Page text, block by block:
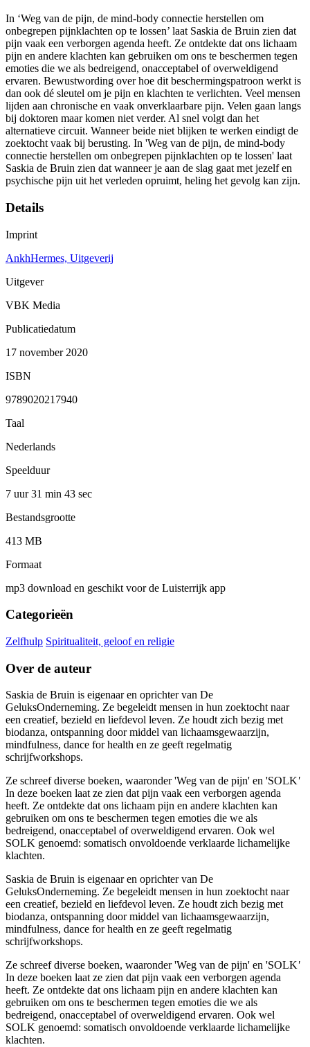
In ‘Weg van de pijn, de mind-body connectie herstellen om
onbegrepen pijnklachten op te lossen’ laat Saskia de Bruin zien dat
pijn vaak een verborgen agenda heeft. Ze ontdekte dat ons lichaam
pijn en andere klachten kan gebruiken om ons te beschermen tegen
emoties die we als bedreigend, onacceptabel of overweldigend
ervaren. Bewustwording over hoe dit beschermingspatroon werkt is
dan ook dé sleutel om je pijn en klachten te verlichten. Veel mensen
lijden aan chronische en vaak onverklaarbare pijn. Velen gaan langs
bij doktoren maar komen niet verder. Al snel volgt dan het
alternatieve circuit. Wanneer beide niet blijken te werken eindigt de
zoektocht vaak bij berusting. In 'Weg van de pijn, de mind-body
connectie herstellen om onbegrepen pijnklachten op te lossen' laat
Saskia de Bruin zien dat wanneer je aan de slag gaat met jezelf en
psychische pijn uit het verleden opruimt, heling het gevolg kan zijn.
Details
Imprint
AnkhHermes, Uitgeverij
Uitgever
VBK Media
Publicatiedatum
17 november 2020
ISBN
9789020217940
Taal
Nederlands
Speelduur
7 uur 31 min 43 sec
Bestandsgrootte
413 MB
Formaat
mp3 download en geschikt voor de Luisterrijk app
Categorieën
Zelfhulp Spiritualiteit, geloof en religie
Over de auteur
Saskia de Bruin is eigenaar en oprichter van De
GeluksOnderneming. Ze begeleidt mensen in hun zoektocht naar
een creatief, bezield en liefdevol leven. Ze houdt zich bezig met
biodanza, ontspanning door middel van lichaamsgewaarzijn,
mindfulness, dance for health en ze geeft regelmatig
schrijfworkshops.
Ze schreef diverse boeken, waaronder 'Weg van de pijn' en 'SOLK'
In deze boeken laat ze zien dat pijn vaak een verborgen agenda
heeft. Ze ontdekte dat ons lichaam pijn en andere klachten kan
gebruiken om ons te beschermen tegen emoties die we als
bedreigend, onacceptabel of overweldigend ervaren. Ook wel
SOLK genoemd: somatisch onvoldoende verklaarde lichamelijke
klachten.
Saskia de Bruin is eigenaar en oprichter van De
GeluksOnderneming. Ze begeleidt mensen in hun zoektocht naar
een creatief, bezield en liefdevol leven. Ze houdt zich bezig met
biodanza, ontspanning door middel van lichaamsgewaarzijn,
mindfulness, dance for health en ze geeft regelmatig
schrijfworkshops.
Ze schreef diverse boeken, waaronder 'Weg van de pijn' en 'SOLK'
In deze boeken laat ze zien dat pijn vaak een verborgen agenda
heeft. Ze ontdekte dat ons lichaam pijn en andere klachten kan
gebruiken om ons te beschermen tegen emoties die we als
bedreigend, onacceptabel of overweldigend ervaren. Ook wel
SOLK genoemd: somatisch onvoldoende verklaarde lichamelijke
klachten.